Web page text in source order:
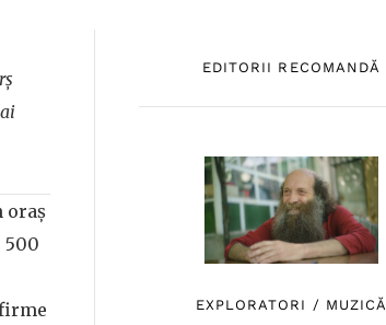
EDITORII RECOMANDĂ
EXPLORATORI / MUZICĂ
oraș
500